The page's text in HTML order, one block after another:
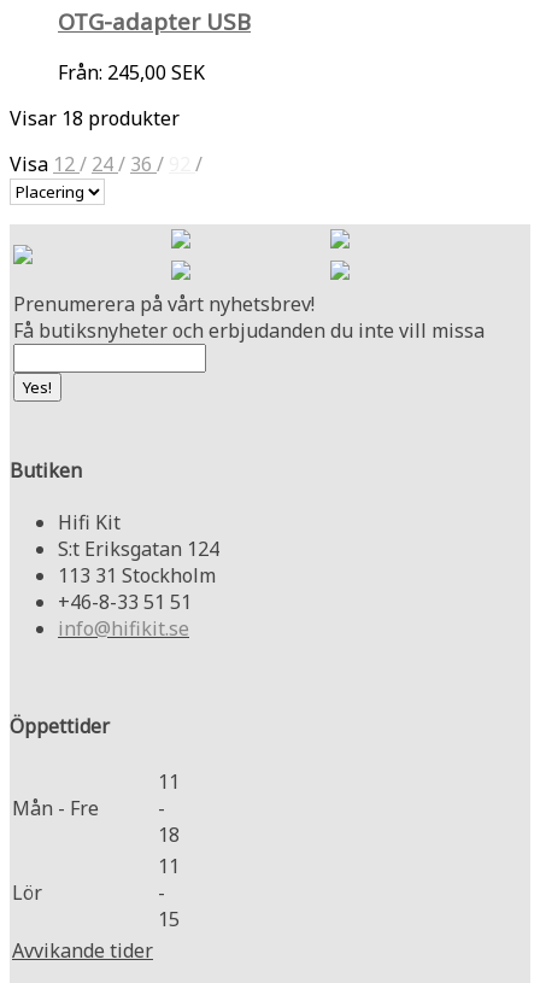
OTG-adapter USB
Från: 245,00 SEK
Visar 18 produkter
Visa 12/ 24/ 36 / /
Prenumerera på vårt nyhetsbrev!
Få butiksnyheter och erbjudanden du inte vill missa
Butiken
Hifi Kit
S:t Eriksgatan 124
113 31 Stockholm
+46-8-33 51 51
info@hifikit.se
Öppettider
Mån - Fre
11
-
18
Lör
11
-
15
Avvikande tider